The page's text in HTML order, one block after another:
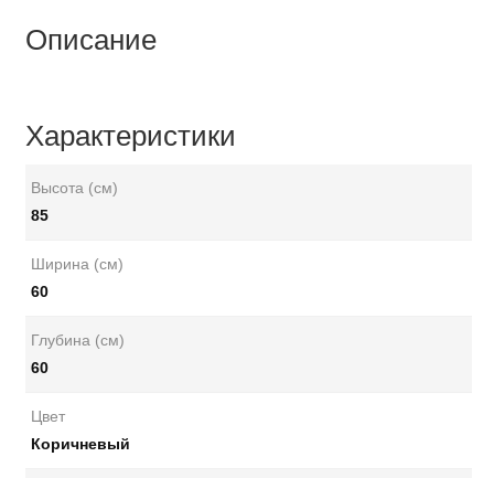
Описание
Характеристики
Высота (см)
85
Ширина (см)
60
Глубина (см)
60
Цвет
Коричневый